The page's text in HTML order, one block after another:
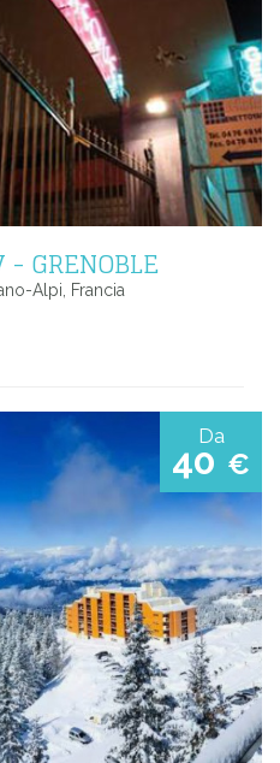
- GRENOBLE
Alpi, Francia
Da
40 €